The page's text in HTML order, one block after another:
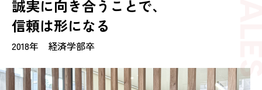
誠実に向き合うことで、
信頼は形になる
2018年 経済学部卒